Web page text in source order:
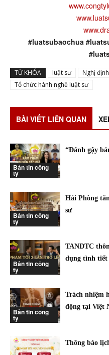
#luatsubaochua
TỪ KHÓA luật sư
Nghị
Tổ chức hành nghề luật sư
BÀI VIẾT LIÊN QUAN
Bản tin công
ty
“Đánh gậy
Bản tin công
ty
Hải Phòng
sư
Bản tin công
ty
TANDTC
dụng tình tiết
Bản tin công
ty
Trách nhiệm
động tại Việt
Thông báo